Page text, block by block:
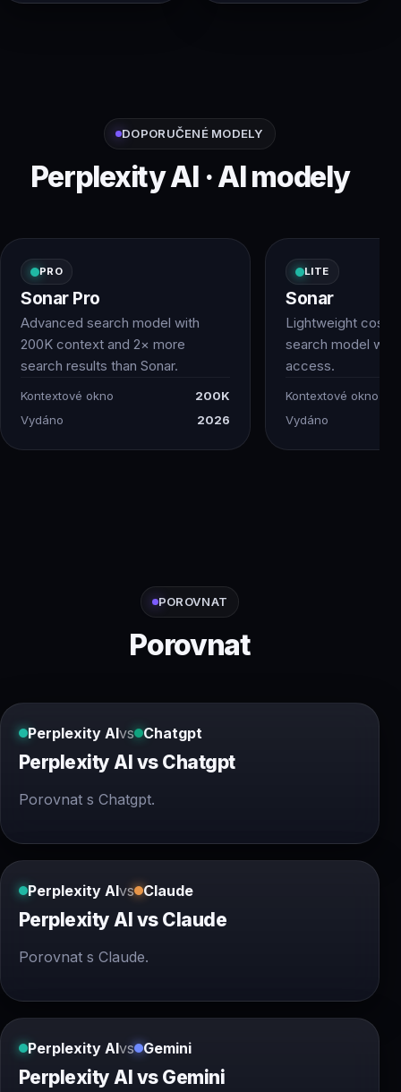
DOPORUČENÉ MODELY
Perplexity AI · AI modely
PRO
Sonar Pro
Advanced search model with
200K context and 2× more
search results than Sonar.
Kontextové okno
200K
Vydáno
2026
LITE
Sonar
Lightweight cost-
search model
access.
Kontextové okno
Vydáno
POROVNAT
Porovnat
Perplexity AIvs Chatgpt
Perplexity AI vs Chatgpt
Porovnat s Chatgpt.
Perplexity AIvs Claude
Perplexity AI vs Claude
Porovnat s Claude.
Perplexity AIvs Gemini
Perplexity AI vs Gemini